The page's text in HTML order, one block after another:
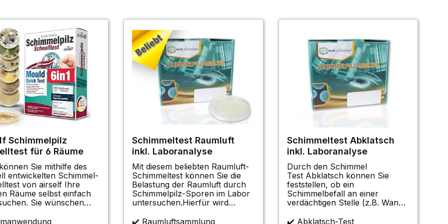
Schimmelpilz
für 6 Räume
Sie mithilfe des
entwickelten Schimmel-
von airself Ihre
Räume selbst einfach
Sie wünschen
mögliche
Schimmeltest Raumluft
inkl. Laboranalyse
Mit diesem beliebten Raumluft-
Schimmeltest können Sie die
Belastung der Raumluft durch
Schimmelpilz-Sporen im Labor
untersuchen.Hierfür wird
Sporen bestimmt, die im Laufe
✔️ Raumluftsammlung
Schimmeltest Abklatsch
inkl. Laboranalyse
Durch den Schimmel
Test Abklatsch können Sie
feststellen, ob ein
Schimmelbefall an einer
verdächtigen Stelle (z.B. Wand)
gelangen die Sporen direkt auf
✔️ Abklatsch-Test